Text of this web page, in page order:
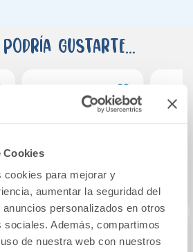
Cookies
cookies para mejorar y
aumentar la seguridad del
personalizados en otros
sociales. Además, compartimos
de nuestra web con nuestros
podría gustarte...